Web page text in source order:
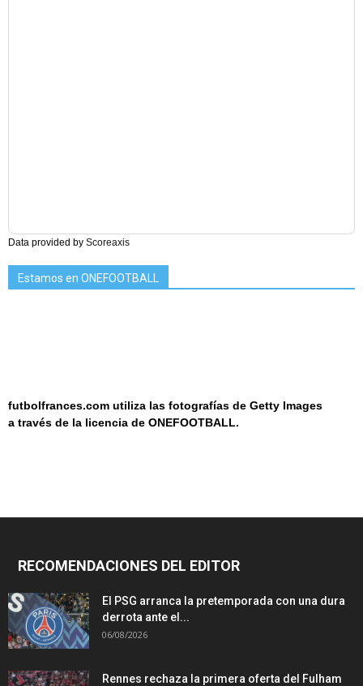
Data provided by Scoreaxis
Estamos en ONEFOOTBALL
futbolfrances.com utiliza las fotografías de Getty Images
a través de la licencia de ONEFOOTBALL.
RECOMENDACIONES DEL EDITOR
El PSG arranca la pretemporada con una dura
derrota ante el...
06/08/2026
Rennes rechaza la primera oferta del Fulham